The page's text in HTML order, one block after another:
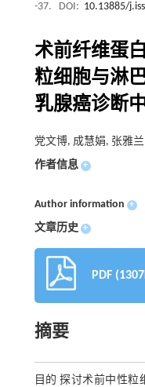
-37.
DOI: 10.13885/
术前纤维蛋
粒细胞与淋
乳腺癌诊断
党文博, 成慧娟, 张雅
作者信息 +
Author information +
文章历史 +
PDF
摘要
目的 探讨术前中性粒